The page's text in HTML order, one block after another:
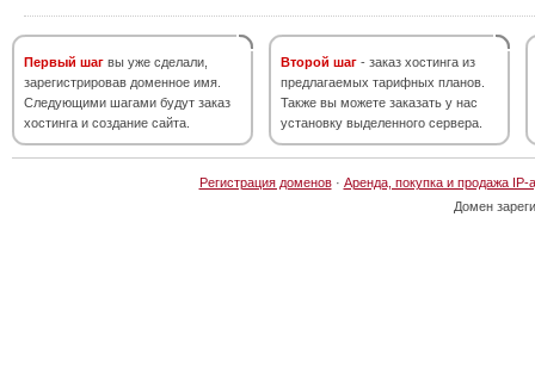
Первый шаг вы уже сделали,
зарегистрировав доменное имя.
Следующими шагами будут заказ
хостинга и создание сайта.
Второй шаг - заказ хостинга из
предлагаемых тарифных планов.
Также вы можете заказать у нас
установку выделенного сервера.
Регистрация доменов· Аренда, покупка и продажа IP-
Домен